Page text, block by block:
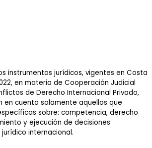
instrumentos jurídicos, vigentes en Costa
en materia de Cooperación Judicial
de Derecho Internacional Privado,
en cuenta solamente aquellos que
sobre: competencia, derecho
y ejecución de decisiones
internacional.